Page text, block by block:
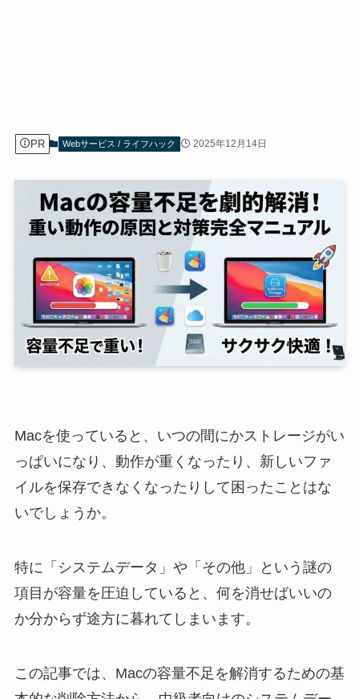
PR Webサービス / ライフハック 2025年12月14日
Macを使っていると、いつの間にかストレージがい
っぱいになり、動作が重くなったり、新しいファ
イルを保存できなくなったりして困ったことはな
いでしょうか。
特に「システムデータ」や「その他」という謎の
項目が容量を圧迫していると、何を消せばいいの
か分からず途方に暮れてしまいます。
この記事では、Macの容量不足を解消するための基